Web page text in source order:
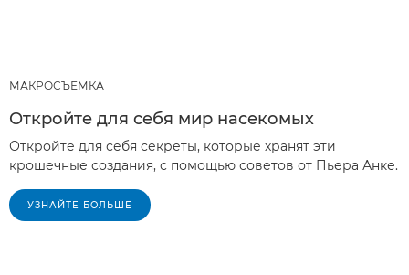
МАКРОСЪЕМКА
Откройте для себя мир насекомых
Откройте для себя секреты, которые хранят эти
крошечные создания, с помощью советов от Пьера Анке.
УЗНАЙТЕ БОЛЬШЕ